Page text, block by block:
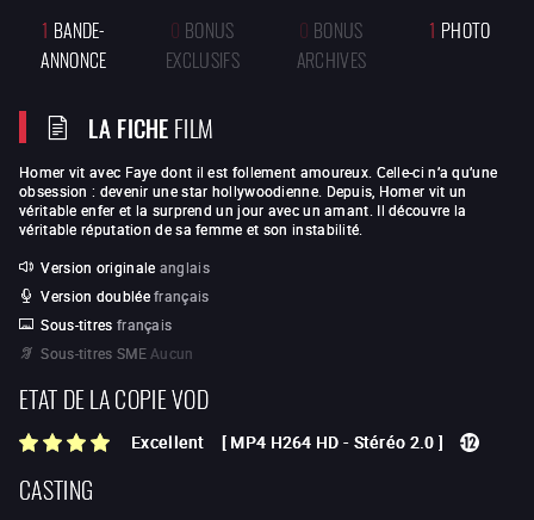
1 BANDE-
ANNONCE
0 BONUS
EXCLUSIFS
0 BONUS
ARCHIVES
1 PHOTO
LA FICHEFILM
Homer vit avec Faye dont il est follement amoureux. Celle-ci n’a qu’une
obsession : devenir une star hollywoodienne. Depuis, Homer vit un
véritable enfer et la surprend un jour avec un amant. Il découvre la
véritable réputation de sa femme et son instabilité.
Version originale anglais
Version doublée français
Sous-titres français
Sous-titres SME Aucun
ETAT DE LA COPIE VOD
Excellent [ MP4 H264 HD - Stéréo 2.0 ]
CASTING